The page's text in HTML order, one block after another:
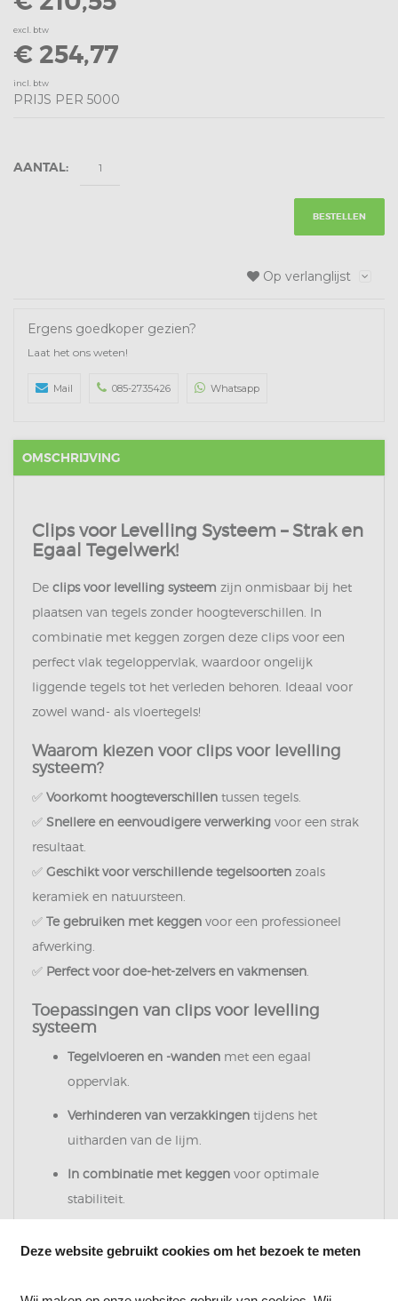
excl. btw
€ 254,77
incl. btw
PRIJS PER 5000
AANTAL:
BESTELLEN
Op verlanglijst
Ergens goedkoper gezien?
Laat het ons weten!
Mail 085-2735426 Whatsapp
OMSCHRIJVING
Clips voor Levelling Systeem – Strak en
Egaal Tegelwerk!
De clips voor levelling systeem zijn onmisbaar bij het
plaatsen van tegels zonder hoogteverschillen. In
combinatie met keggen zorgen deze clips voor een
perfect vlak tegeloppervlak, waardoor ongelijk
liggende tegels tot het verleden behoren. Ideaal voor
zowel wand- als vloertegels!
Waarom kiezen voor clips voor levelling
systeem?
✅ Voorkomt hoogteverschillen tussen tegels.
✅ Snellere en eenvoudigere verwerking voor een strak
resultaat.
✅ Geschikt voor verschillende tegelsoorten zoals
keramiek en natuursteen.
✅ Te gebruiken met keggen voor een professioneel
afwerking.
✅ Perfect voor doe-het-zelvers en vakmensen
Toepassingen van clips voor levelling
systeem
Tegelvloeren en -wanden met een egaal
oppervlak.
Verhinderen van verzakkingen tijdens het
uitharden van de lijm.
In combinatie met keggen voor optimale
stabiliteit.
Deze website gebruikt cookies om het bezoek te meten